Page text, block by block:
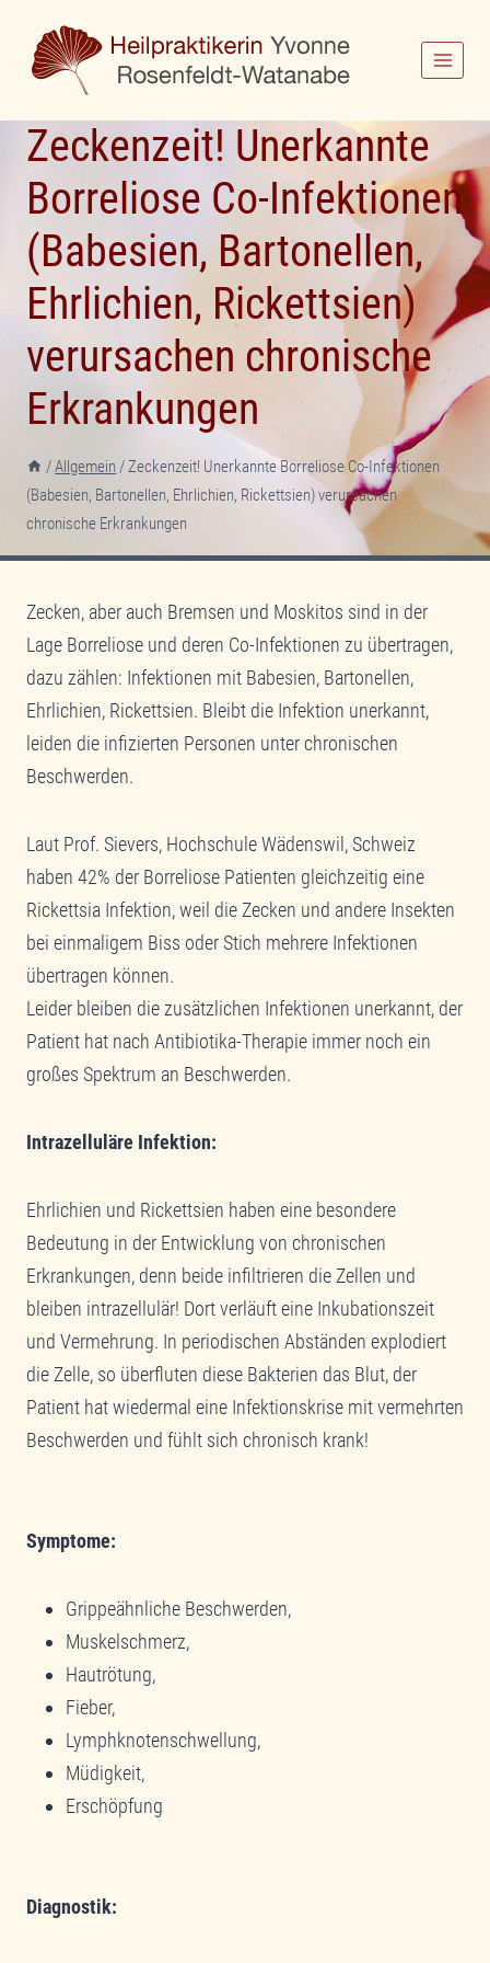
Inhalt
springen
Zeckenzeit! Unerkannte
Borreliose Co-Infektionen
(Babesien, Bartonellen,
Ehrlichien, Rickettsien)
verursachen chronische
Erkrankungen
/Allgemein /Zeckenzeit! Unerkannte Borreliose Co-Infektionen
(Babesien, Bartonellen, Ehrlichien, Rickettsien) verursachen
chronische Erkrankungen
Zecken, aber auch Bremsen und Moskitos sind in der
Lage Borreliose und deren Co-Infektionen zu übertragen,
dazu zählen: Infektionen mit Babesien, Bartonellen,
Ehrlichien, Rickettsien. Bleibt die Infektion unerkannt,
leiden die infizierten Personen unter chronischen
Beschwerden.
Laut Prof. Sievers, Hochschule Wädenswil, Schweiz
haben 42% der Borreliose Patienten gleichzeitig eine
Rickettsia Infektion, weil die Zecken und andere Insekten
bei einmaligem Biss oder Stich mehrere Infektionen
übertragen können.
Leider bleiben die zusätzlichen Infektionen unerkannt, der
Patient hat nach Antibiotika-Therapie immer noch ein
großes Spektrum an Beschwerden.
Intrazelluläre Infektion:
Ehrlichien und Rickettsien haben eine besondere
Bedeutung in der Entwicklung von chronischen
Erkrankungen, denn beide infiltrieren die Zellen und
bleiben intrazellulär! Dort verläuft eine Inkubationszeit
und Vermehrung. In periodischen Abständen explodiert
die Zelle, so überfluten diese Bakterien das Blut, der
Patient hat wiedermal eine Infektionskrise mit vermehrten
Beschwerden und fühlt sich chronisch krank!
Symptome:
Grippeähnliche Beschwerden,
Muskelschmerz,
Hautrötung,
Fieber,
Lymphknotenschwellung,
Müdigkeit,
Erschöpfung
Diagnostik: